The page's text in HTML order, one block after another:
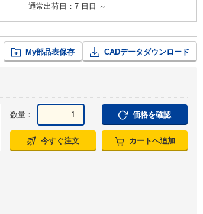
通常出荷日：7 日目 ～
My部品表保存 CADデータダウンロード
数量： 価格を確認
今すぐ注文 カートへ追加